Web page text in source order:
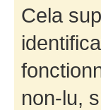
Cela
non-lu,